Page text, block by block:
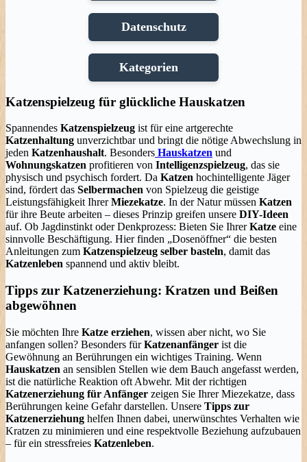
Datenschutz
Kategorien
Katzenspielzeug für glückliche Hauskatzen
Spannendes Katzenspielzeug ist für eine artgerechte
Katzenhaltung unverzichtbar und bringt die nötige Abwechslung in
jeden Katzenhaushalt. Besonders Hauskatzen und
Wohnungskatzen profitieren von Intelligenzspielzeug, das sie
physisch und psychisch fordert. Da Katzen hochintelligente Jäger
sind, fördert das Selbermachen von Spielzeug die geistige
Leistungsfähigkeit IhrerMiezekatze. In der Natur müssen Katzen
für ihre Beute arbeiten – dieses Prinzip greifen unsere DIY-Ideen
auf. Ob Jagdinstinkt oder Denkprozess: Bieten Sie IhrerKatze eine
sinnvolle Beschäftigung. Hier finden „Dosenöffner“ die besten
Anleitungen zum Katzenspielzeug selber basteln, damit das
Katzenleben spannend und aktiv bleibt.
Tipps zur Katzenerziehung: Kratzen und Beißen
abgewöhnen
Sie möchten Ihre Katze erziehen, wissen aber nicht, wo Sie
anfangen sollen? Besonders fürKatzenanfänger ist die
Gewöhnung an Berührungen ein wichtiges Training. Wenn
Hauskatzen an sensiblen Stellen wie dem Bauch angefasst werden,
ist die natürliche Reaktion oft Abwehr. Mit der richtigen
Katzenerziehung für Anfänger zeigen Sie Ihrer Miezekatze, dass
Berührungen keine Gefahr darstellen. Unsere Tipps zur
Katzenerziehung helfen Ihnen dabei, unerwünschtes Verhalten wie
Kratzen zu minimieren und eine respektvolle Beziehung aufzubauen
– für ein stressfreies Katzenleben.